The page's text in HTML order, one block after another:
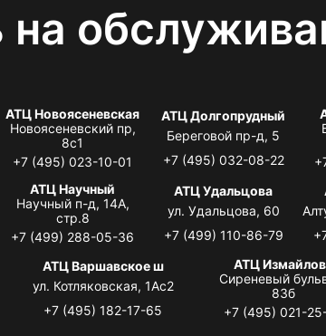
на
АТЦ Новоясеневская
Новоясеневский пр,
8с1
+7 (495) 023-10-01
АТЦ Долгопрудный
Береговой пр-д, 5
+7 (495) 032-08-22
АТЦ Научный
Научный п-д, 14А,
стр.8
+7 (499) 288-05-36
АТЦ Удальцова
ул. Удальцова, 60
+7 (499) 110-86-79
АТЦ Варшавское ш
ул. Котляковская, 1Ас2
+7 (495) 182-17-65
АТЦ
Сиреневый
83б
+7 (495) 021-